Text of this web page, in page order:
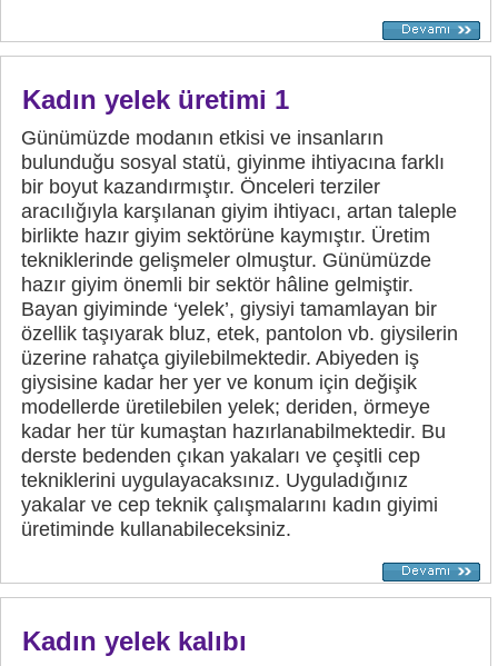
Kadın yelek üretimi 1
Günümüzde modanın etkisi ve insanların
bulunduğu sosyal statü, giyinme ihtiyacına farklı
bir boyut kazandırmıştır. Önceleri terziler
aracılığıyla karşılanan giyim ihtiyacı, artan taleple
birlikte hazır giyim sektörüne kaymıştır. Üretim
tekniklerinde gelişmeler olmuştur. Günümüzde
hazır giyim önemli bir sektör hâline gelmiştir.
Bayan giyiminde ‘yelek’, giysiyi tamamlayan bir
özellik taşıyarak bluz, etek, pantolon vb. giysilerin
üzerine rahatça giyilebilmektedir. Abiyeden iş
giysisine kadar her yer ve konum için değişik
modellerde üretilebilen yelek; deriden, örmeye
kadar her tür kumaştan hazırlanabilmektedir. Bu
derste bedenden çıkan yakaları ve çeşitli cep
tekniklerini uygulayacaksınız. Uyguladığınız
yakalar ve cep teknik çalışmalarını kadın giyimi
üretiminde kullanabileceksiniz.
Kadın yelek kalıbı